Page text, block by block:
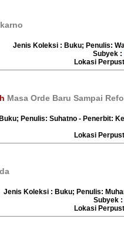
Jenis Koleksi : Buku; Penulis:
Subyek :
Lokasi
Masa Orde Baru Sampai
Penulis: Suhatno - Penerbit:
Lokasi
Jenis Koleksi : Buku; Penulis:
Subyek :
Lokasi